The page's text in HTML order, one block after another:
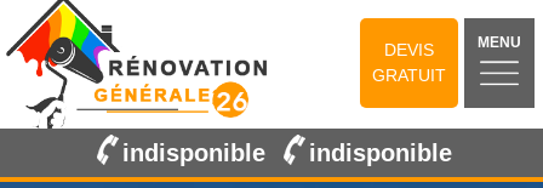
DEVIS
GRATUIT
MENU
indisponible indisponible